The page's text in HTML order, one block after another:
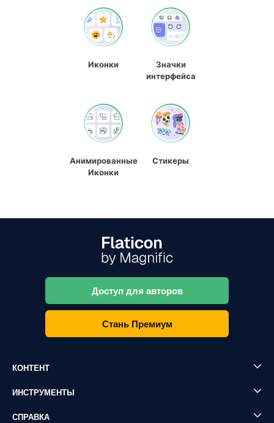
Иконки
Значки
интерфейса
Анимированные
Иконки
Стикеры
Доступ для авторов
Стань Премиум
КОНТЕНТ
ИНСТРУМЕНТЫ
СПРАВКА